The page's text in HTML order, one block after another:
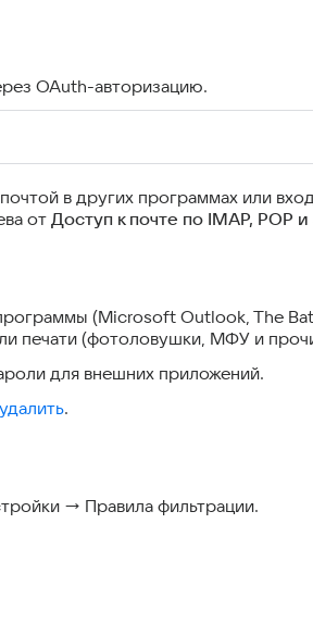
OAuth-авторизацию.
в других программах или
от Доступ к почте по IMAP, POP и
(Microsoft Outlook, The
печати (фотоловушки, МФУ и
для внешних приложений.
.
→ Правила фильтрации.